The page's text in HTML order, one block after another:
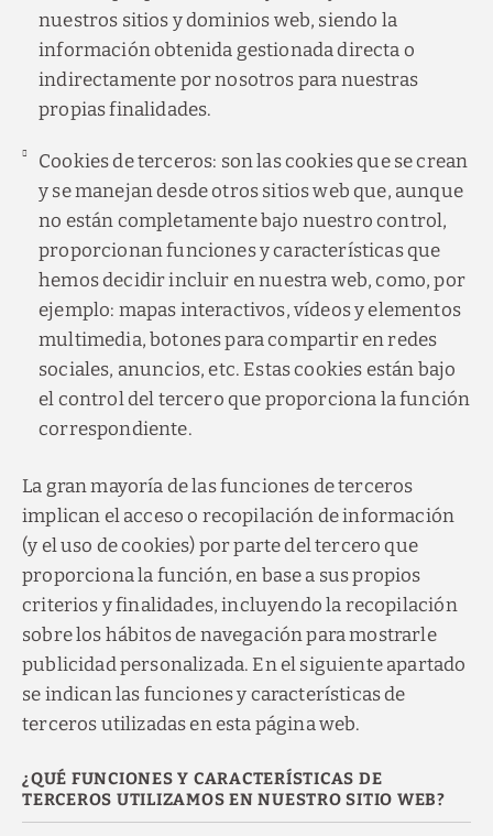
nuestros sitios y dominios web, siendo la
información obtenida gestionada directa o
indirectamente por nosotros para nuestras
propias finalidades.
Cookies de terceros: son las cookies que se crean
y se manejan desde otros sitios web que, aunque
no están completamente bajo nuestro control,
proporcionan funciones y características que
hemos decidir incluir en nuestra web, como, por
ejemplo: mapas interactivos, vídeos y elementos
multimedia, botones para compartir en redes
sociales, anuncios, etc. Estas cookies están bajo
el control del tercero que proporciona la función
correspondiente.
La gran mayoría de las funciones de terceros
implican el acceso o recopilación de información
(y el uso de cookies) por parte del tercero que
proporciona la función, en base a sus propios
criterios y finalidades, incluyendo la recopilación
sobre los hábitos de navegación para mostrarle
publicidad personalizada. En el siguiente apartado
se indican las funciones y características de
terceros utilizadas en esta página web.
¿QUÉ FUNCIONES Y CARACTERÍSTICAS DE
TERCEROS UTILIZAMOS EN NUESTRO SITIO WEB?